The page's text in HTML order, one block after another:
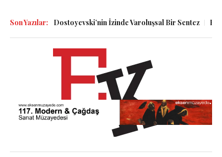
Son Yazılar:
ve Dostoyevski’nin İzinde Varoluşsal Bir Sentez Herbert